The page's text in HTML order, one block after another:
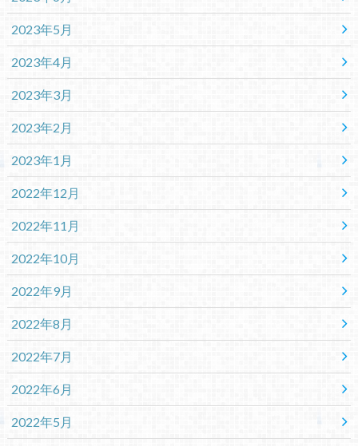
2023年5月
2023年4月
2023年3月
2023年2月
2023年1月
2022年12月
2022年11月
2022年10月
2022年9月
2022年8月
2022年7月
2022年6月
2022年5月